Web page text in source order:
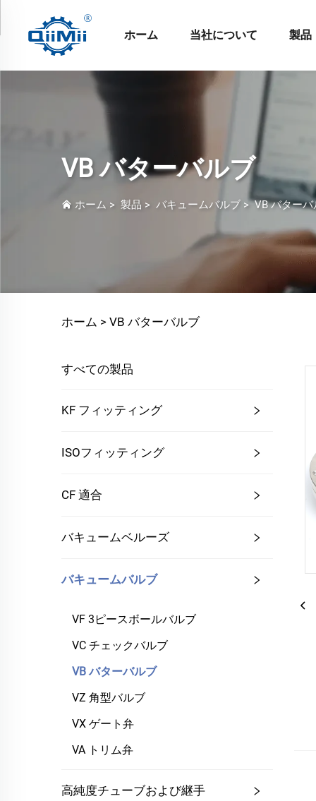
ホーム 当社について 製品
VB バターバルブ
ホーム > 製品 > バキュームバルブ >VB バターバ
ホーム > VB バターバルブ
すべての製品
KF フィッティング
ISOフィッティング
CF 適合
バキュームベルーズ
バキュームバルブ
VF 3ピースボールバルブ
VC チェックバルブ
VB バターバルブ
VZ 角型バルブ
VX ゲート弁
VA トリム弁
高純度チューブおよび継手